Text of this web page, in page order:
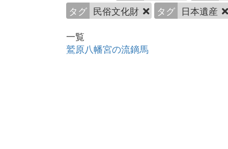
タグ 民俗文化財 タグ 日本遺産
一覧
鷲原八幡宮の流鏑馬